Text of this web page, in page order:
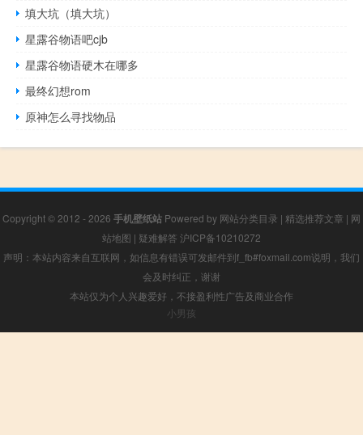
填大坑（填大坑）
星露谷物语吧cjb
星露谷物语硬木在哪多
最终幻想rom
原神怎么寻找物品
Copyright © 2012 - 2026 手机壁纸站 Powered by 网站分类目录 | 精选推荐文章 | 网
站地图 | 疑难解答 沪ICP备10210272
声明：本站内容来自互联网，如信息有错误可发邮件到f_fb#foxmail.com说明，我们
会及时纠正，谢谢
本站仅为个人兴趣爱好，不接盈利性广告及商业合作
小男孩